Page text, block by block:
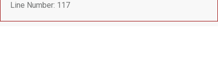
Line Number: 117